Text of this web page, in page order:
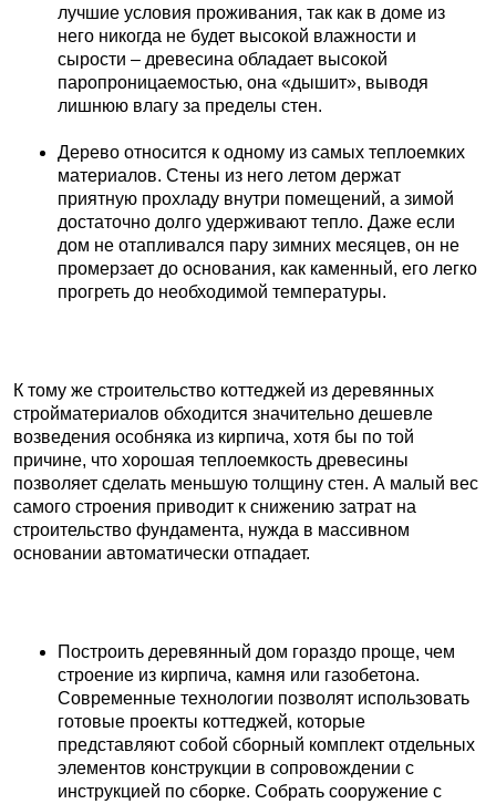
лучшие условия проживания, так как в доме из
него никогда не будет высокой влажности и
сырости – древесина обладает высокой
паропроницаемостью, она «дышит», выводя
лишнюю влагу за пределы стен.
Дерево относится к одному из самых теплоемких
материалов. Стены из него летом держат
приятную прохладу внутри помещений, а зимой
достаточно долго удерживают тепло. Даже если
дом не отапливался пару зимних месяцев, он не
промерзает до основания, как каменный, его легко
прогреть до необходимой температуры.
К тому же строительство коттеджей из деревянных
стройматериалов обходится значительно дешевле
возведения особняка из кирпича, хотя бы по той
причине, что хорошая теплоемкость древесины
позволяет сделать меньшую толщину стен. А малый вес
самого строения приводит к снижению затрат на
строительство фундамента, нужда в массивном
основании автоматически отпадает.
Построить деревянный дом гораздо проще, чем
строение из кирпича, камня или газобетона.
Современные технологии позволят использовать
готовые проекты коттеджей, которые
представляют собой сборный комплект отдельных
элементов конструкции в сопровождении с
инструкцией по сборке. Собрать сооружение с